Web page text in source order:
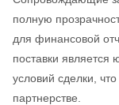
полную
для финансовой
поставки является
условий сделки,
партнерстве.